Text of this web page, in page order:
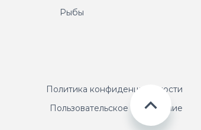
Рыбы
Политика конфиденциальности
Пользовательское соглашение